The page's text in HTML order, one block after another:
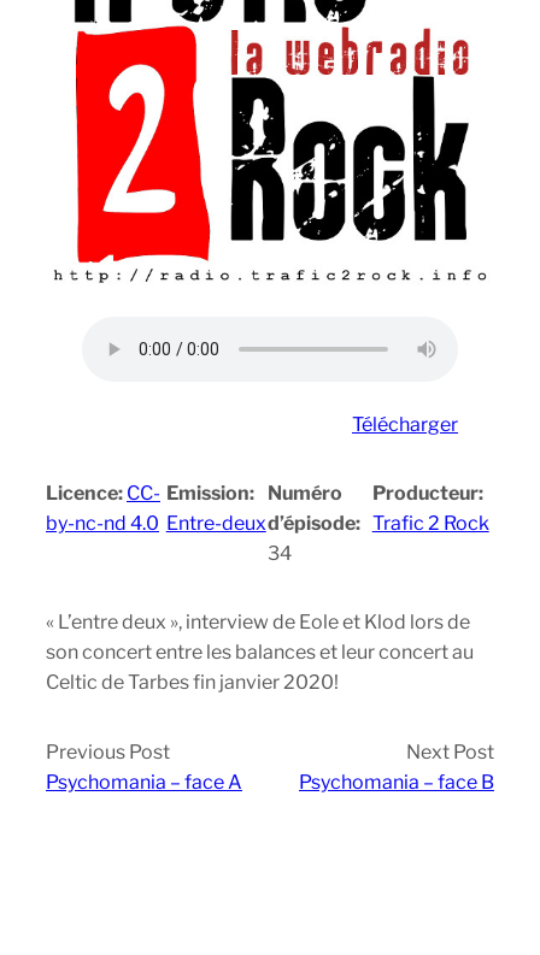
Télécharger
Licence: CC-
by-nc-nd 4.0
Emission:
Entre-deux
Numéro
d’épisode:
34
Producteur:
Trafic 2 Rock
« L’entre deux », interview de Eole et Klod lors de
son concert entre les balances et leur concert au
Celtic de Tarbes fin janvier 2020!
Previous Post
Psychomania – face A
Next Post
Psychomania – face B